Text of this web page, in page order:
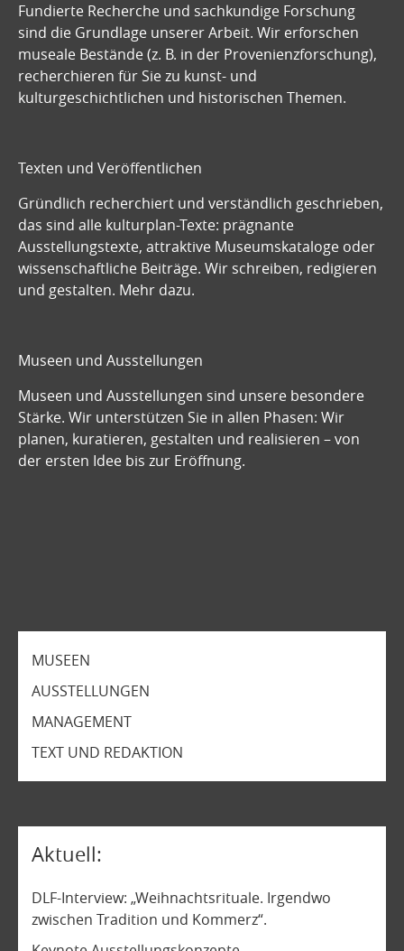
Fundierte Recherche und sachkundige Forschung
sind die Grundlage unserer Arbeit. Wir erforschen
museale Bestände (z. B. in der Provenienzforschung),
recherchieren für Sie zu kunst- und
kulturgeschichtlichen und historischen Themen.
Texten und Veröffentlichen
Gründlich recherchiert und verständlich geschrieben,
das sind alle kulturplan-Texte: prägnante
Ausstellungstexte, attraktive Museumskataloge oder
wissenschaftliche Beiträge. Wir schreiben, redigieren
und gestalten. Mehr dazu.
Museen und Ausstellungen
Museen und Ausstellungen sind unsere besondere
Stärke. Wir unterstützen Sie in allen Phasen: Wir
planen, kuratieren, gestalten und realisieren – von
der ersten Idee bis zur Eröffnung.
MUSEEN
AUSSTELLUNGEN
MANAGEMENT
TEXT UND REDAKTION
Aktuell
DLF-Interview: „Weihnachtsrituale. Irgendwo
zwischen Tradition und Kommerz“.